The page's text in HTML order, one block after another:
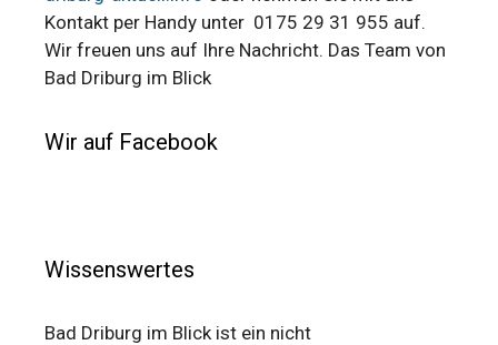
Kontakt per Handy unter 0175 29 31 955 auf.
Wir freuen uns auf Ihre Nachricht. Das Team von
Bad Driburg im Blick
Wir auf Facebook
Wissenswertes
Bad Driburg im Blick ist ein nicht